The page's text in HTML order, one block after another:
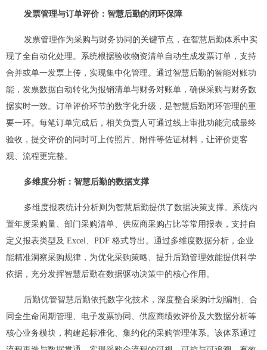
发票管理与订单评价：智慧后勤的闭环保障
发票管理作为采购与财务协同的关键节点，在智慧后勤体系中实
现了全自动化处理。系统根据验收物资清单自动生成发票订单，支持
合并或单一发票上传，实现集中化管理。通过智慧后勤的智能对账功
能，发票数据自动转化为报销清单与财务对账单，确保采购与财务数
据实时一致。订单评价环节的数字化升级，是智慧后勤闭环管理的重
要一环。每笔订单完成后，相关负责人可通过线上审批功能完成最终
验收，提交评价的同时可上传照片、附件等佐证材料，让评价更客
观、流程更完整。
多维度分析：智慧后勤的数据支撑
多维度报表统计分析则为智慧后勤提供了数据决策支撑。系统内
置年度采购量、部门采购清单、供应商采购占比等常用报表，支持自
定义报表类型及 Excel、PDF 格式导出。通过多维度数据分析，企业
能精准洞察采购规律，为优化采购策略、提升后勤管理效能提供科学
依据，充分发挥智慧后勤在数据驱动决策中的核心作用。
后勤优管智慧后勤依托数字化技术，深度整合采购计划编制、合
同全生命周期管理、电子发票协同、供应商绩效评价及大数据分析等
核心业务模块，构建起标准化、集约化的采购管理体系。该体系通过